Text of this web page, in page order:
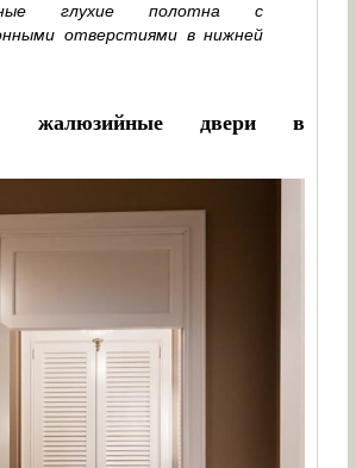
глухие полотна с
отверстиями в нижней
жалюзийные двери в